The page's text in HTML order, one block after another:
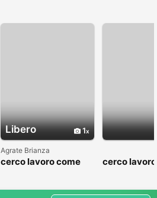
Libero 1
Agrate Brianza
cerco lavoro come
cerco